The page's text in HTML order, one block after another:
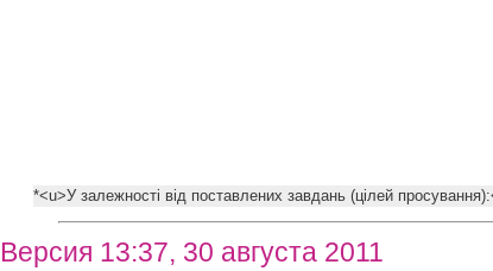
*<u>У залежності від поставлених завдань (цілей
Версия 13:37, 30 августа 2011